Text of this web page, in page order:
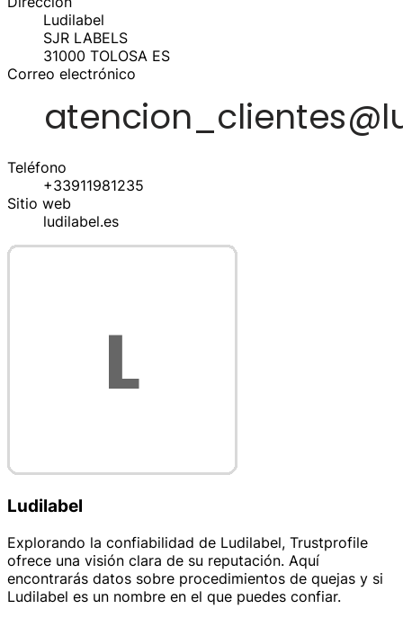
Ludilabel
SJR LABELS
31000 TOLOSA ES
Correo electrónico
Teléfono
+33911981235
Sitio web
ludilabel.es
Ludilabel
Explorando la confiabilidad de Ludilabel, Trustprofile
ofrece una visión clara de su reputación. Aquí
encontrarás datos sobre procedimientos de quejas y si
Ludilabel es un nombre en el que puedes confiar.